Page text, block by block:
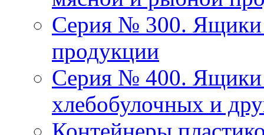
Серия № 300. Ящики
продукции
Серия № 400. Ящики
хлебобулочных и